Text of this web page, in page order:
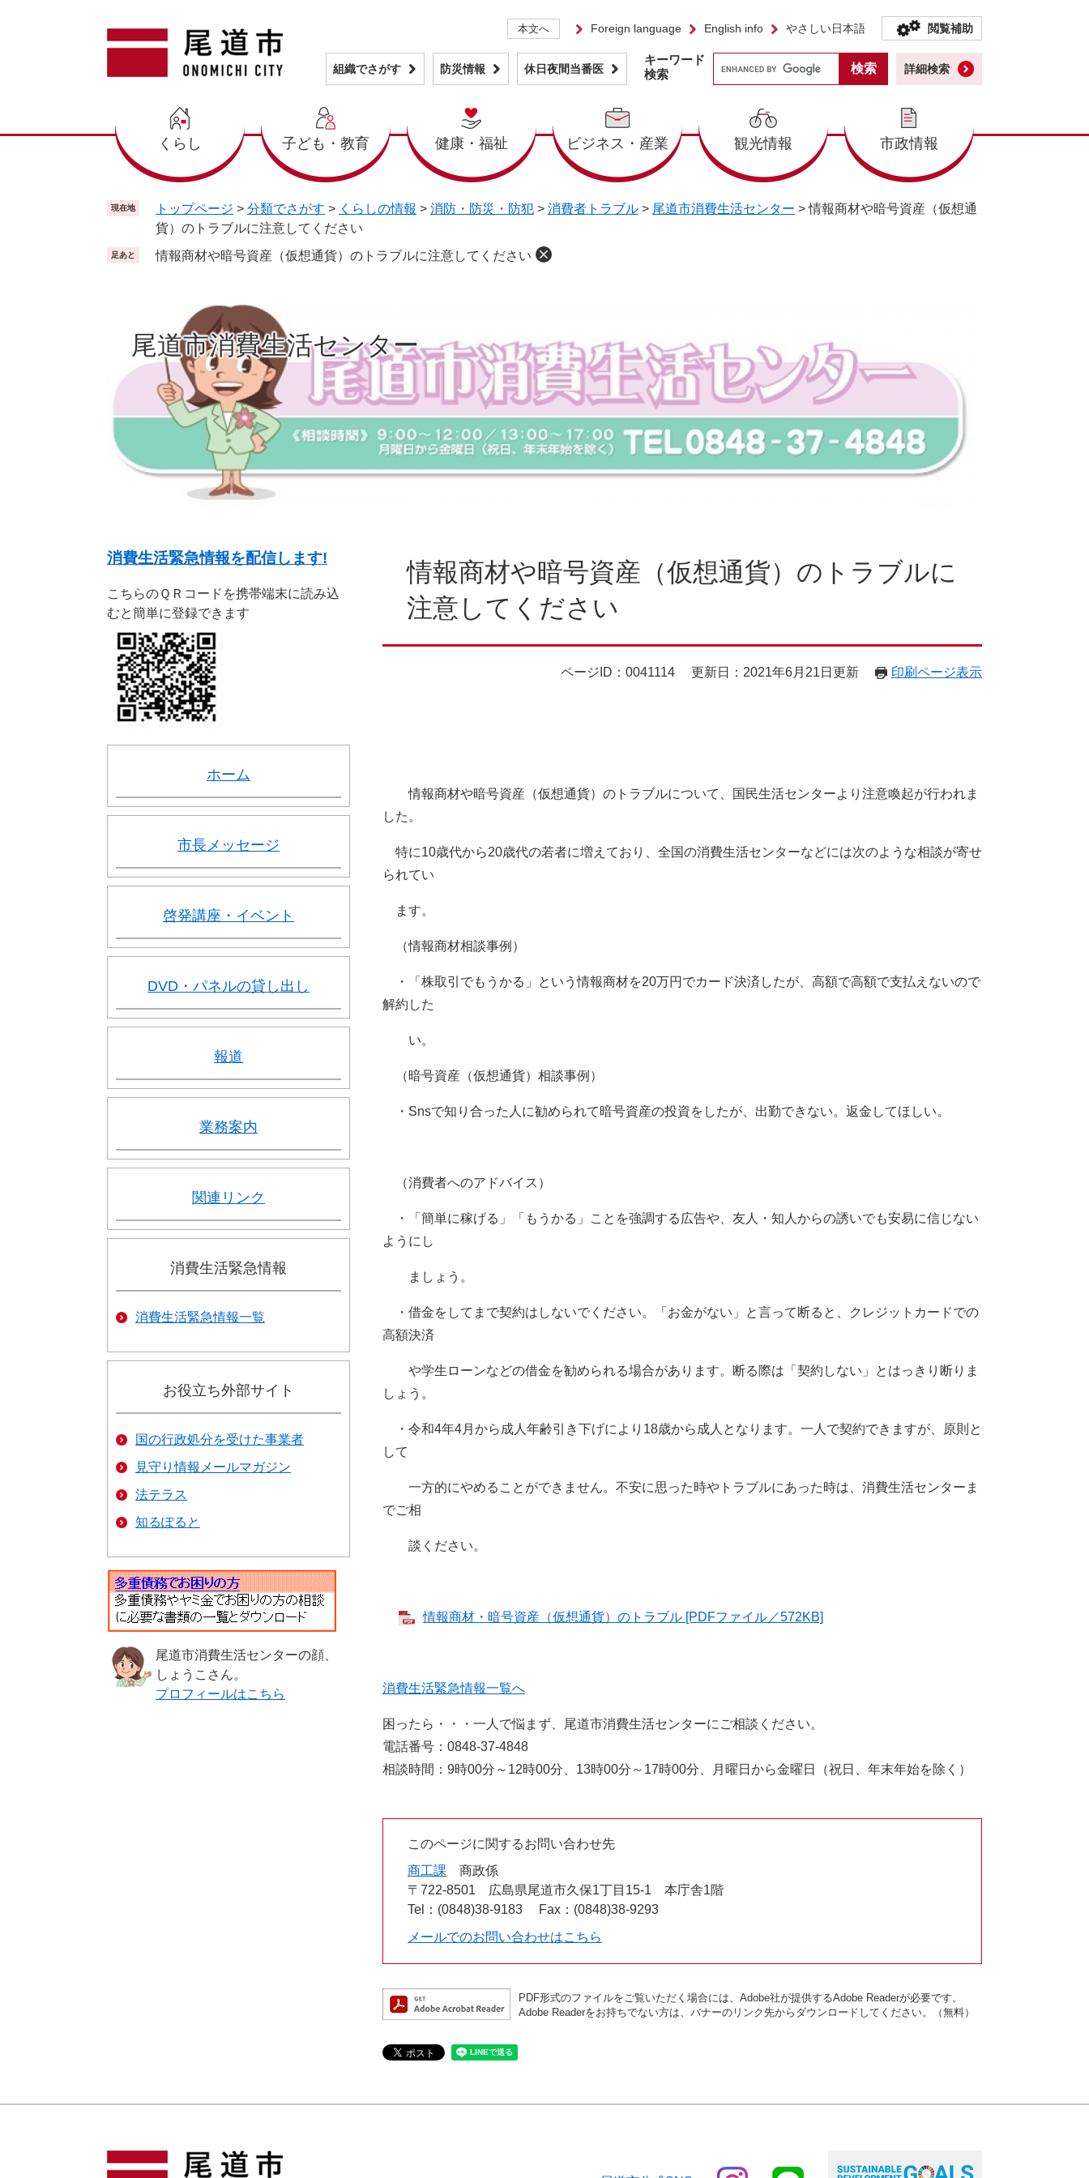
本文へ Foreign language English info やさしい日本語 閲覧補助
組織でさがす 防災情報 休日夜間当番医
くらし 子ども・教育 健康・福祉 ビジネス・産業 観光情報 市政情報
キーワード
検索
詳細検索
現在地 トップページ > 分類でさがす > くらしの情報 > 消防・防災・防犯 > 消費者トラブル > 尾道市消費生活センター >情報商材や暗号資産（仮想通
貨）のトラブルに注意してください
足あと 情報商材や暗号資産（仮想通貨）のトラブルに注意してください
尾道市消費生活センター
情報商材や暗号資産（仮想通貨）のトラブルに
注意してください
ページID：0041114 更新日：2021年6月21日更新 印刷ページ表示
情報商材や暗号資産（仮想通貨）のトラブルについて、国民生活センターより注意喚起が行われま
した。
特に10歳代から20歳代の若者に増えており、全国の消費生活センターなどには次のような相談が寄せ
られてい
ます。
（情報商材相談事例）
・「株取引でもうかる」という情報商材を20万円でカード決済したが、高額で高額で支払えないので
解約した
い。
（暗号資産（仮想通貨）相談事例）
・Snsで知り合った人に勧められて暗号資産の投資をしたが、出勤できない。返金してほしい。
（消費者へのアドバイス）
・「簡単に稼げる」「もうかる」ことを強調する広告や、友人・知人からの誘いでも安易に信じない
ようにし
ましょう。
・借金をしてまで契約はしないでください。「お金がない」と言って断ると、クレジットカードでの
高額決済
や学生ローンなどの借金を勧められる場合があります。断る際は「契約しない」とはっきり断りま
しょう。
・令和4年4月から成人年齢引き下げにより18歳から成人となります。一人で契約できますが、原則と
して
一方的にやめることができません。不安に思った時やトラブルにあった時は、消費生活センターま
でご相
談ください。
情報商材・暗号資産（仮想通貨）のトラブル [PDFファイル／572KB]
消費生活緊急情報一覧へ
困ったら・・・一人で悩まず、尾道市消費生活センターにご相談ください。
電話番号：0848-37-4848
相談時間：9時00分～12時00分、13時00分～17時00分、月曜日から金曜日（祝日、年末年始を除く）
このページに関するお問い合わせ先
商工課
商政係
〒722-8501
広島県尾道市久保1丁目15-1 本庁舎1階
Tel：(0848)38-9183
Fax：(0848)38-9293
メールでのお問い合わせはこちら
PDF形式のファイルをご覧いただく場合には、Adobe社が提供するAdobe Readerが必要です。
Adobe Readerをお持ちでない方は、バナーのリンク先からダウンロードしてください。（無料）
消費生活緊急情報を配信します!
こちらのＱＲコードを携帯端末に読み込
むと簡単に登録できます
ホーム
市長メッセージ
啓発講座・イベント
DVD・パネルの貸し出し
報道
業務案内
関連リンク
消費生活緊急情報
消費生活緊急情報一覧
お役立ち外部サイト
国の行政処分を受けた事業者
見守り情報メールマガジン
法テラス
知るぽると
尾道市消費生活センターの顔、
しょうこさん。
プロフィールはこちら